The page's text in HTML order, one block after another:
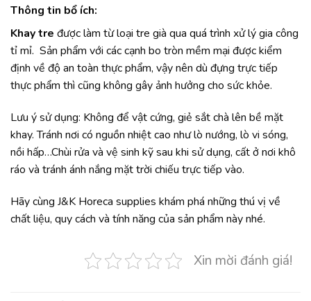
Thông tin bổ ích:
Khay tre được làm từ loại tre già qua quá trình xử lý gia công
tỉ mỉ. Sản phẩm với các cạnh bo tròn mềm mại được kiểm
định về độ an toàn thực phẩm, vậy nên dù đựng trực tiếp
thực phẩm thì cũng không gây ảnh hưởng cho sức khỏe.
Lưu ý sử dụng: Không để vật cứng, giẻ sắt chà lên bề mặt
khay. Tránh nơi có nguồn nhiệt cao như lò nướng, lò vi sóng,
nồi hấp…Chùi rửa và vệ sinh kỹ sau khi sử dụng, cất ở nơi khô
ráo và tránh ánh nắng mặt trời chiếu trực tiếp vào.
Hãy cùng J&K Horeca supplies khám phá những thú vị về
chất liệu, quy cách và tính năng của sản phẩm này nhé.
Xin mời đánh giá!